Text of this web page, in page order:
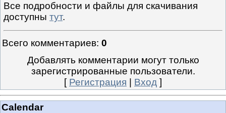
Все подробности и файлы для скачивания
доступны тут.
Всего комментариев: 0
Добавлять комментарии могут только
зарегистрированные пользователи.
[ Регистрация Вход ]
Calendar